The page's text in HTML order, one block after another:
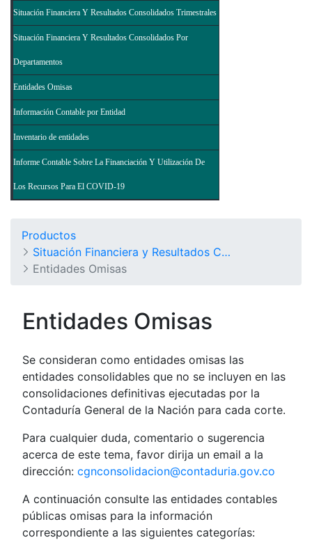
Situación Financiera Y Resultados Consolidados Trimestrales
Situación Financiera Y Resultados Consolidados Por
Departamentos
Entidades Omisas
Información Contable por Entidad
Inventario de entidades
Informe Contable Sobre La Financiación Y Utilización De
Los Recursos Para El COVID-19
Productos
Situación Financiera y Resultados Consolidados del Nivel Nacional - Balance General de la Nación y Otros Informes
Entidades Omisas
Entidades Omisas
Se consideran como entidades omisas las
entidades consolidables que no se incluyen en las
consolidaciones definitivas ejecutadas por la
Contaduría General de la Nación para cada corte.
Para cualquier duda, comentario o sugerencia
acerca de este tema, favor dirija un email a la
dirección: cgnconsolidacion@contaduria.gov.co
A continuación consulte las entidades contables
públicas omisas para la información
correspondiente a las siguientes categorías: